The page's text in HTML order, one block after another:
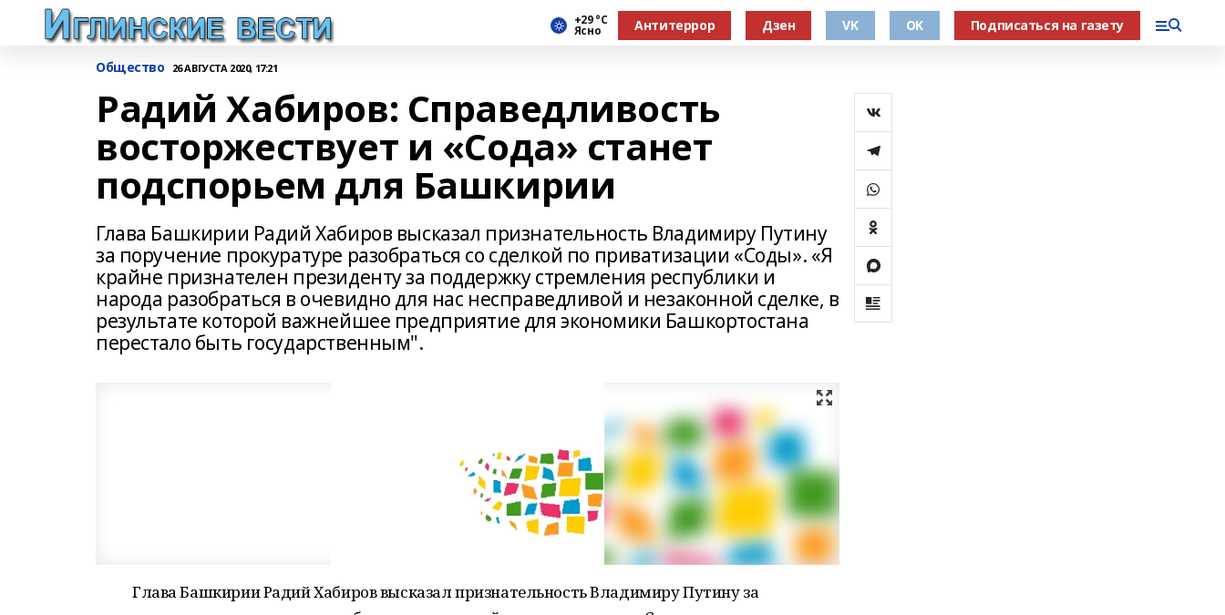
+29 °С
Ясно Антитеррор Дзен VK OK Подписаться на газету
Общество 26 АВГУСТА 2020, 17:21
Радий Хабиров: Справедливость
восторжествует и «Сода» станет
подспорьем для Башкирии
Глава Башкирии Радий Хабиров высказал признательность Владимиру Путину
за поручение прокуратуре разобраться со сделкой по приватизации «Соды». «Я
крайне признателен президенту за поддержку стремления республики и
народа разобраться в очевидно для нас несправедливой и незаконной сделке, в
результате которой важнейшее предприятие для экономики Башкортостана
перестало быть государственным".
Глава Башкирии Радий Хабиров высказал признательность Владимиру Путину за